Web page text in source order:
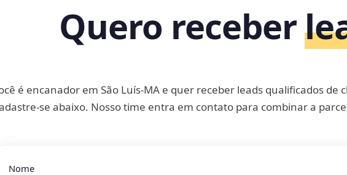
Quero receber
é encanador em São Luís-MA e quer receber leads qualificados de
se abaixo. Nosso time entra em contato para combinar a
Nome